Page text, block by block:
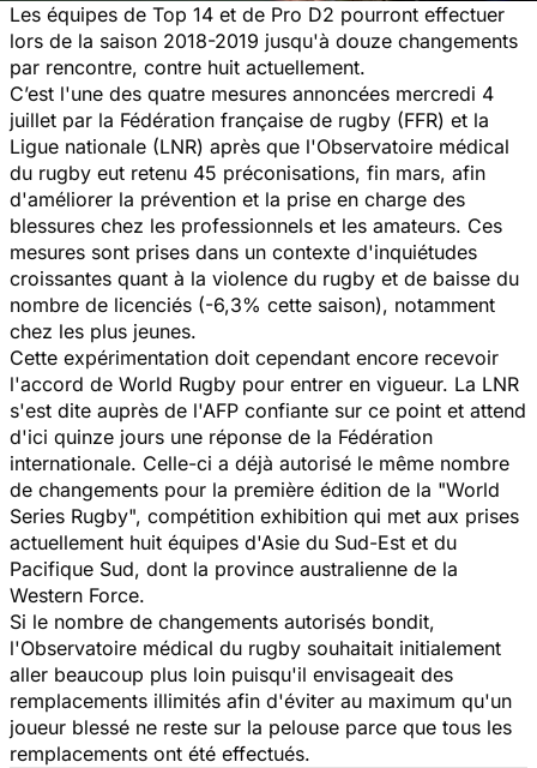
Les équipes de Top 14 et de Pro D2 pourront effectuer
lors de la saison 2018-2019 jusqu'à douze changements
par rencontre, contre huit actuellement.
C’est l'une des quatre mesures annoncées mercredi 4
juillet par la Fédération française de rugby (FFR) et la
Ligue nationale (LNR) après que l'Observatoire médical
du rugby eut retenu 45 préconisations, fin mars, afin
d'améliorer la prévention et la prise en charge des
blessures chez les professionnels et les amateurs. Ces
mesures sont prises dans un contexte d'inquiétudes
croissantes quant à la violence du rugby et de baisse du
nombre de licenciés (-6,3% cette saison), notamment
chez les plus jeunes.
Cette expérimentation doit cependant encore recevoir
l'accord de World Rugby pour entrer en vigueur. La LNR
s'est dite auprès de l'AFP confiante sur ce point et attend
d'ici quinze jours une réponse de la Fédération
internationale. Celle-ci a déjà autorisé le même nombre
de changements pour la première édition de la "World
Series Rugby", compétition exhibition qui met aux prises
actuellement huit équipes d'Asie du Sud-Est et du
Pacifique Sud, dont la province australienne de la
Western Force.
Si le nombre de changements autorisés bondit,
l'Observatoire médical du rugby souhaitait initialement
aller beaucoup plus loin puisqu'il envisageait des
remplacements illimités afin d'éviter au maximum qu'un
joueur blessé ne reste sur la pelouse parce que tous les
remplacements ont été effectués.